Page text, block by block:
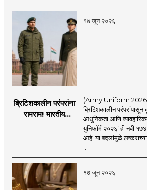
चिंता.
१७ जून २०२६
ब्रिटिशकालीन परंपरांना
रामराम! भारतीय
(Army Uniform 2026)
ब्रिटिशकालीन
आधुनिकता आणि
युनिफॉर्म २०२६’ ही नवी
आहे. या बदलांमुळे लष्कराच्या
१७ जून २०२६